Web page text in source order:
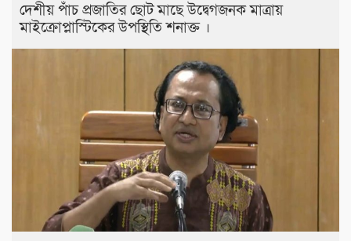
দেশীয় পাঁচ প্রজাতির ছোট মাছে উদ্বেগজনক মাত্রায়
মাইক্রোপ্লাস্টিকের উপস্থিতি শনাক্ত ।